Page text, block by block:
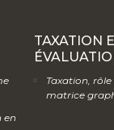
en
TAXATION
Taxation,
matrice